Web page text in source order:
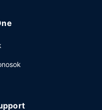
a helyi
reggeli várja a
hétvégente pedig 6:00